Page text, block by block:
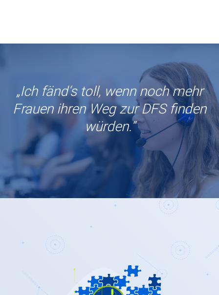
„Ich fänd‘s toll, wenn noch mehr
Frauen ihren Weg zur DFS finden
würden.“